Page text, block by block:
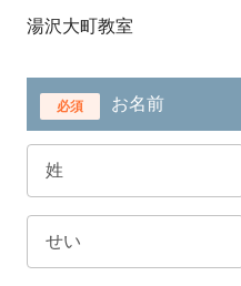
湯沢大町教室
必須 お名前